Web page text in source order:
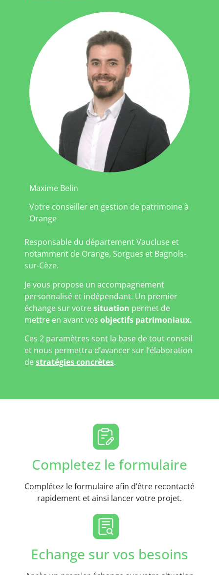
Maxime Belin
Votre conseiller en gestion de patrimoine à
Orange
Responsable du département Vaucluse et
notamment de Orange, Sorgues et Bagnols-
sur-Cèze.
Je vous propose un accompagnement
personnalisé et indépendant. Un premier
échange sur votresituation permet de
mettre en avant vos objectifs patrimoniaux.
Ces 2 paramètres sont la base de tout conseil
et nous permettra d’avancer sur l’élaboration
destratégies concrètes.
Completez le formulaire
Complétez le formulaire afin d’être recontacté
rapidement et ainsi lancer votre projet.
Echange sur vos besoins